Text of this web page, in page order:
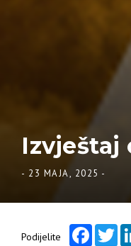
Izvještaj
- 23 MAJA, 2025 -
Podijelite